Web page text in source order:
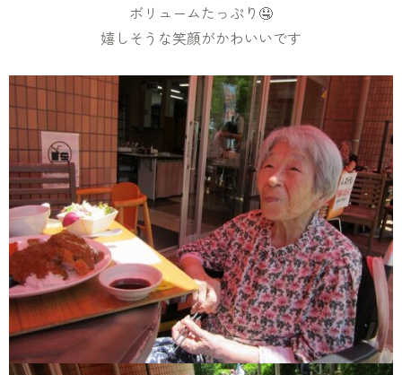
ボリュームたっぷり🤤
嬉しそうな笑顔がかわいいです